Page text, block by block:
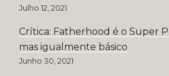
Julho 12, 2021
Crítica: Fatherhood é o Super
mas igualmente básico
Junho 30, 2021